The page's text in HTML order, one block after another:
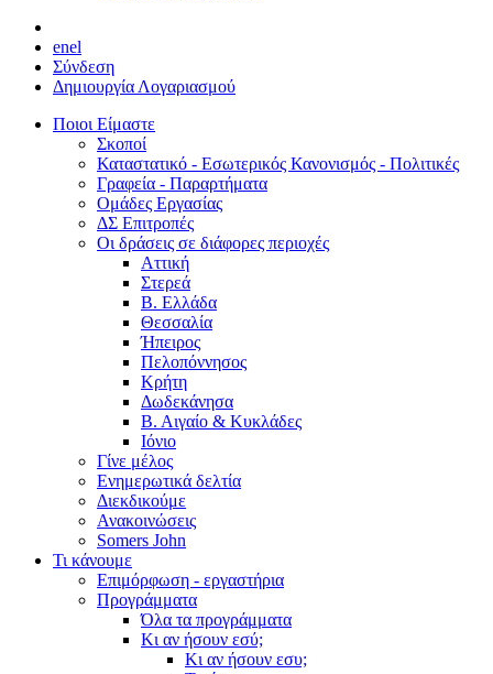
enel
Σύνδεση
Δημιουργία Λογαριασμού
Ποιοι Είμαστε
Σκοποί
Καταστατικό - Εσωτερικός Κανονισμός - Πολιτικές
Γραφεία - Παραρτήματα
Ομάδες Εργασίας
ΔΣ Επιτροπές
Οι δράσεις σε διάφορες περιοχές
Αττική
Στερεά
Β. Ελλάδα
Θεσσαλία
Ήπειρος
Πελοπόννησος
Κρήτη
Δωδεκάνησα
Β. Αιγαίο & Κυκλάδες
Ιόνιο
Γίνε μέλος
Ενημερωτικά δελτία
Διεκδικούμε
Ανακοινώσεις
Somers John
Τι κάνουμε
Επιμόρφωση - εργαστήρια
Προγράμματα
Όλα τα προγράμματα
Κι αν ήσουν εσύ;
Κι αν ήσουν εσυ;